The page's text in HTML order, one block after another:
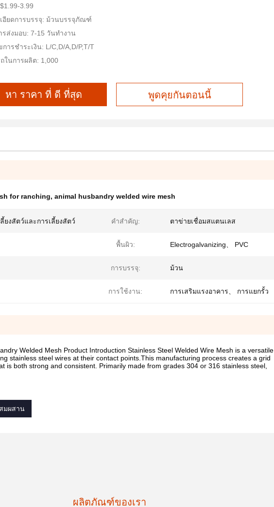
3.99
อียดการบรรจุ: ม้วนบรรจุภัณฑ์
รส่งมอบ: 7-15 วันทำงาน
การชำระเงิน: L/C,D/A,D/P,T/T
ในการผลิต: 1,000
หา ราคา ที่ ดี ที่สุด พูดคุยกันตอนนี้
for ranching, animal husbandry welded wire mesh
ยงสัตว์และการเลี้ยงสัตว์ คำสำคัญ: ตาข่ายเชื่อมสแตนเลส
พื้นผิว: Electrogalvanizing、 PVC
การบรรจุ: ม้วน
การใช้งาน: การเสริมแรงอาคาร、 การแยกรั้ว
Welded Mesh Product Introduction Stainless Steel Welded Wire Mesh is a versatile
stainless steel wires at their contact points.This manufacturing process creates a grid
is both strong and consistent. Primarily made from grades 304 or 316 stainless steel,
มผสาน
ผลิตภัณฑ์ของเรา